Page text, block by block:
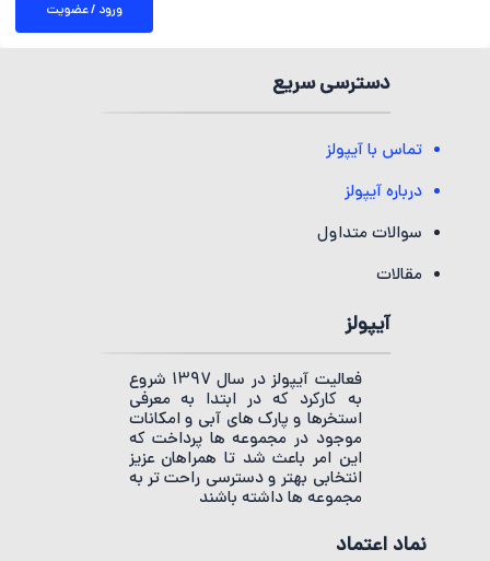
ورود / عضویت
دسترسی سریع
تماس با آیپولز
درباره آیپولز
سوالات متداول
مقالات
آیپولز
فعالیت آیپولز در سال 1397 شروع
به کارکرد که در ابتدا به معرفی
استخرها و پارک های آبی و امکانات
موجود در مجموعه ها پرداخت که
این امر باعث شد تا همراهان عزیز
انتخابی بهتر و دسترسی راحت تر به
مجموعه ها داشته باشند
نماد اعتماد